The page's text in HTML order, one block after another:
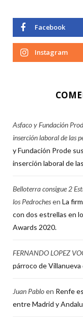
Facebook
Instagram
Asfaco y Fundación
inserción laboral de las
y Fundación Prode
inserción laboral de
Belloterra consigue 2
los Pedrochesen La
con dos estrellas en
Awards 2020.
FERNANDO LOPEZ
párroco de Villanueva
Juan Pabloen Renfe
entre Madrid y